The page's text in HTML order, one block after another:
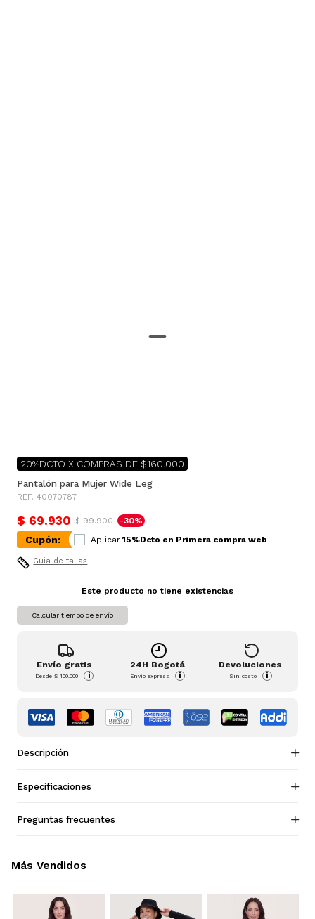
20%DCTO X COMPRAS DE $160.000
Pantalón para Mujer Wide Leg
REF. 40070787
$ 69.930 $ 99.900 -30%
Cupón: Aplicar 15%Dcto en Primera compra web
Guia de tallas
Este producto no tiene existencias
Calcular tiempo de envío
Envío gratis
Desde$ 100.000 i
24H Bogotá
Envío express i
Devoluciones
Sin costo i
Descripción
Especificaciones
Preguntas frecuentes
Más Vendidos